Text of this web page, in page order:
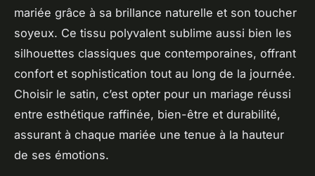
mariée grâce à sa brillance naturelle et son toucher
soyeux. Ce tissu polyvalent sublime aussi bien les
silhouettes classiques que contemporaines, offrant
confort et sophistication tout au long de la journée.
Choisir le satin, c’est opter pour un mariage réussi
entre esthétique raffinée, bien-être et durabilité,
assurant à chaque mariée une tenue à la hauteur
de ses émotions.